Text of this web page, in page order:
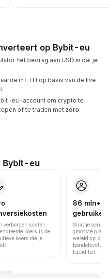
op Bybit-eu
het bedrag aan USD in dat je
in ETH op basis van de live
eu-account om crypto te
of te traden met zero
Bybit-eu
verborgen kosten.
koers is de
koers die je
86 mln+
Sluit je aan bij
grootste
wereld op
liquiditeit.